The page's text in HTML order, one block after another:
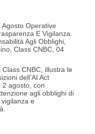
Agosto Operative
E Vigilanza.
Agli Obblighi,
Class CNBC, 04
Class CNBC, illustra le
dell’AI Act
2 agosto, con
agli obblighi di
e